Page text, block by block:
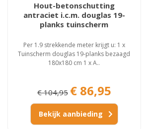
Hout-betonschutting
antraciet i.c.m. douglas 19-
planks tuinscherm
Per 1.9 strekkende meter krijgt u: 1 x
Tuinscherm douglas 19-planks bezaagd
180x180 cm 1 x A..
€ 104,95 € 86,95
Bekijk aanbieding